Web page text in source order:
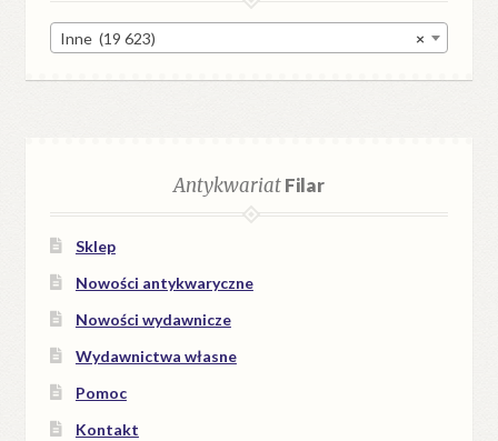
×
Inne (19 623)
AntykwariatFilar
Sklep
Nowości antykwaryczne
Nowości wydawnicze
Wydawnictwa własne
Pomoc
Kontakt